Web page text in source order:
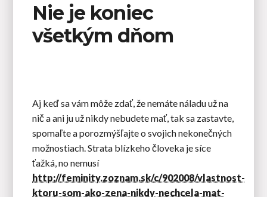
Nie je koniec
všetkým dňom
Aj keď sa vám môže zdať, že nemáte náladu už na
nič a ani ju už nikdy nebudete mať, tak sa zastavte,
spomaľte a porozmýšľajte o svojich nekonečných
možnostiach. Strata blízkeho človeka je síce
ťažká, no nemusí
http://feminity.zoznam.sk/c/902008/vlastnost-
ktoru-som-ako-zena-nikdy-nechcela-mat-